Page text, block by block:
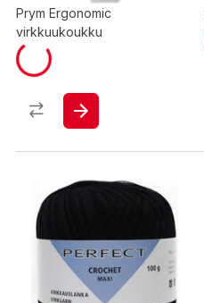
Prym Ergonomic
virkkuukoukku